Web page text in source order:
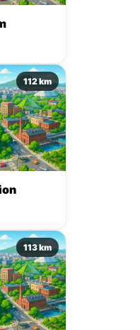
112 km
113 km